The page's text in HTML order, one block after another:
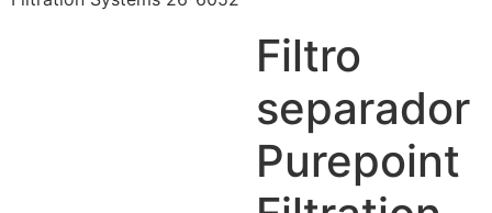
Filtro
separador
Purepoint